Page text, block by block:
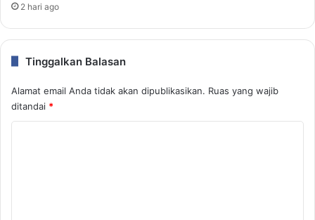
2 hari ago
Tinggalkan Balasan
Alamat email Anda tidak akan dipublikasikan. Ruas yang wajib
ditandai *